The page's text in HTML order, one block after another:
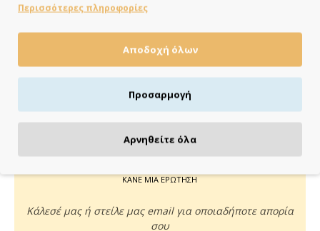
ΚΑΝΕ ΜΙΑ ΕΡΩΤΗΣΗ
Κάλεσέ μας ή στείλε μας email για οποιαδήποτε απορία
σου
Περισσότερες πληροφορίες
Αποδοχή όλων
Προσαρμογή
Αρνηθείτε όλα